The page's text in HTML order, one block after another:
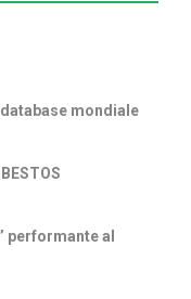
mondiale
performante al